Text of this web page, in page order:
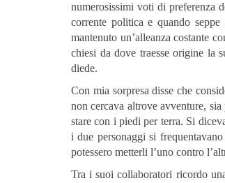
numerosissimi voti di preferenza
corrente politica e quando
mantenuto un’alleanza costante
chiesi da dove traesse origine la
diede.
Con mia sorpresa disse che
non cercava altrove avventure,
stare con i piedi per terra. Si
i due personaggi si
potessero metterli l’uno contro
Tra i suoi collaboratori ricordo